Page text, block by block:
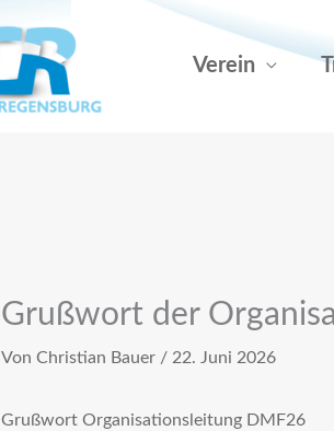
Verein
Grußwort der
Von Christian Bauer / 22. Juni 2026
Grußwort Organisationsleitung DMF26